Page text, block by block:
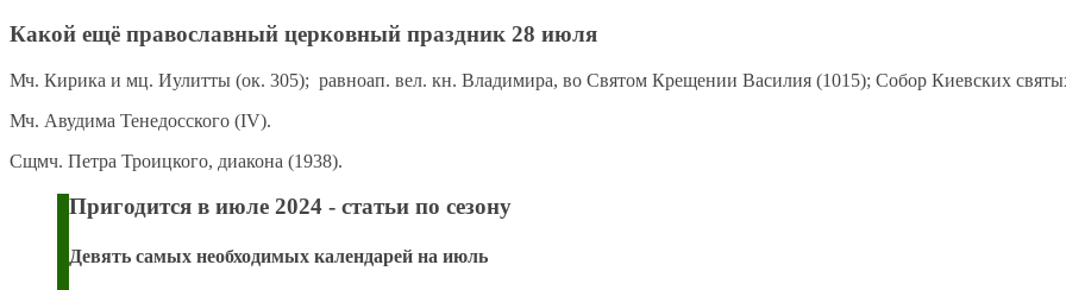
Какой ещё православный церковный праздник 28 июля
Мч. Кирика и мц. Иулитты (ок. 305); равноап. вел. кн. Владимира, во Святом Крещении Василия (1015); Собор Киевских
Мч. Авудима Тенедосского (IV).
Сщмч. Петра Троицкого, диакона (1938).
Пригодится в июле 2024 - статьи по сезону
Девять самых необходимых календарей на июль